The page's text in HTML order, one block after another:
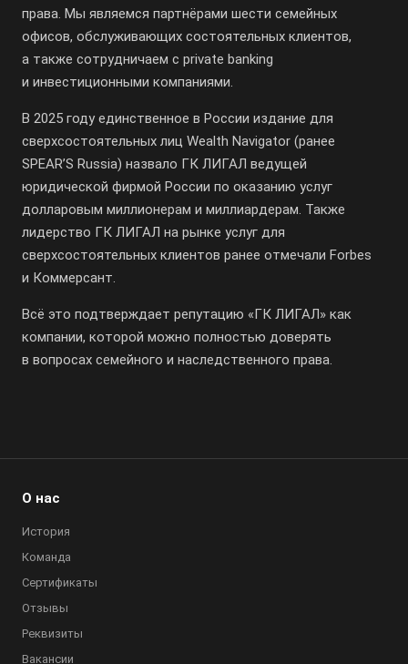
права. Мы являемся партнёрами шести семейных
офисов, обслуживающих состоятельных клиентов,
а также сотрудничаем с private banking
и инвестиционными компаниями.
В 2025 году единственное в России издание для
сверхсостоятельных лиц Wealth Navigator (ранее
SPEAR’S Russia) назвало ГК ЛИГАЛ ведущей
юридической фирмой России по оказанию услуг
долларовым миллионерам и миллиардерам. Также
лидерство ГК ЛИГАЛ на рынке услуг для
сверхсостоятельных клиентов ранее отмечали Forbes
и Коммерсант.
Всё это подтверждает репутацию «ГК ЛИГАЛ» как
компании, которой можно полностью доверять
в вопросах семейного и наследственного права.
О нас
История
Команда
Сертификаты
Отзывы
Реквизиты
Вакансии